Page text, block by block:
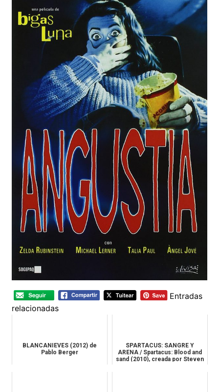
Entradas
relacionadas
BLANCANIEVES (2012) de
Pablo Berger
SPARTACUS: SANGRE Y
ARENA / Spartacus: Blood and
sand (2010), creada por Steven